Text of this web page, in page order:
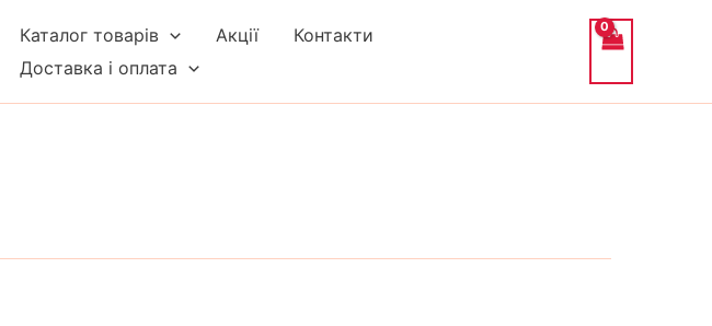
Каталог товарів Акції
Контакти
Доставка і оплата